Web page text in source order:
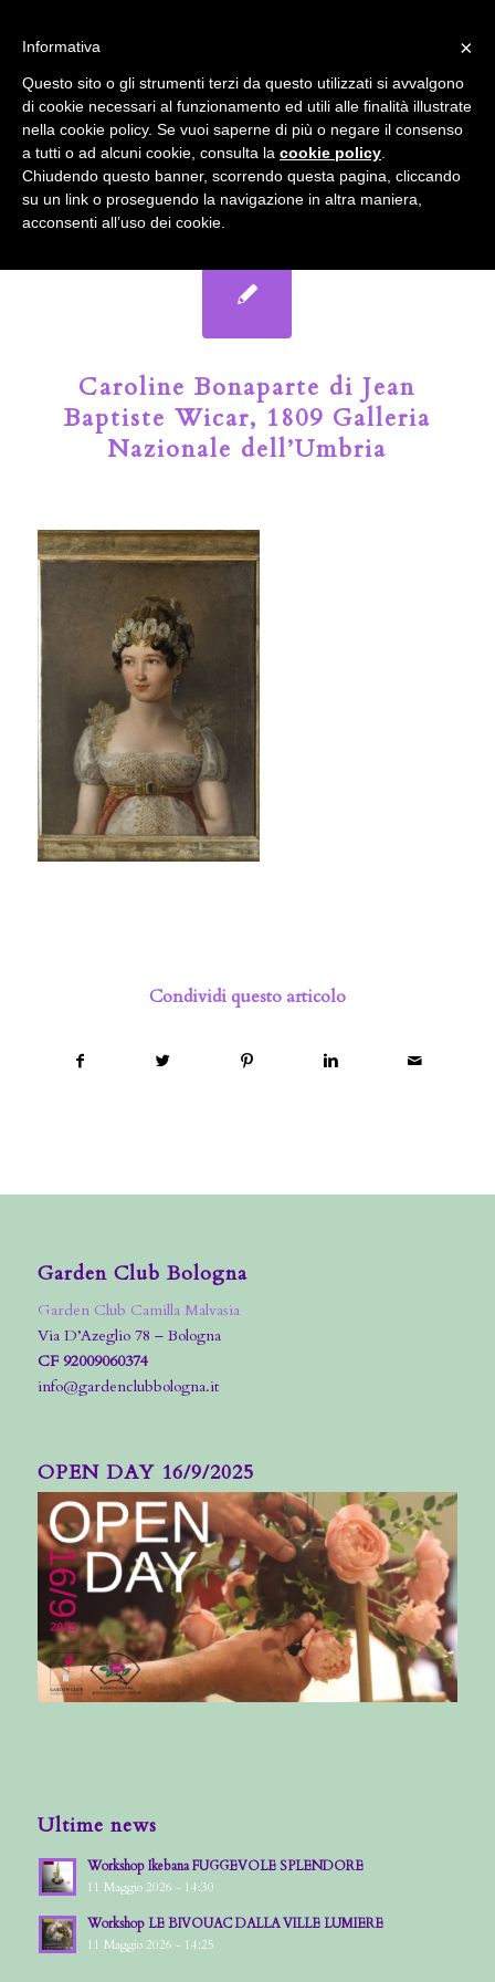
Il Blog del Garden Club di Bologna
Caroline Bonaparte di Jean
Baptiste Wicar, 1809 Galleria
Nazionale dell’Umbria
Condividi questo articolo
Garden Club Bologna
Garden Club Camilla Malvasia
Via D’Azeglio 78 – Bologna
CF 92009060374
info@gardenclubbologna.it
OPEN DAY 16/9/2025
Ultime news
Workshop Ikebana FUGGEVOLE SPLENDORE
11 Maggio 2026 - 14:30
Workshop LE BIVOUAC DALLA VILLE LUMIERE
11 Maggio 2026 - 14:25
accetta l'uso dei cookies previsto nella pagina dedicata.
Fai clic per abilitare/disabilitare il tracciamento di
Google Analytics.
OK Privacy e cookie policy
×
Informativa
Questo sito o gli strumenti terzi da questo utilizzati si avvalgono
di cookie necessari al funzionamento ed utili alle finalità illustrate
nella cookie policy. Se vuoi saperne di più o negare il consenso
a tutti o ad alcuni cookie, consulta la cookie policy
Chiudendo questo banner, scorrendo questa pagina, cliccando
su un link o proseguendo la navigazione in altra maniera,
acconsenti all’uso dei cookie.